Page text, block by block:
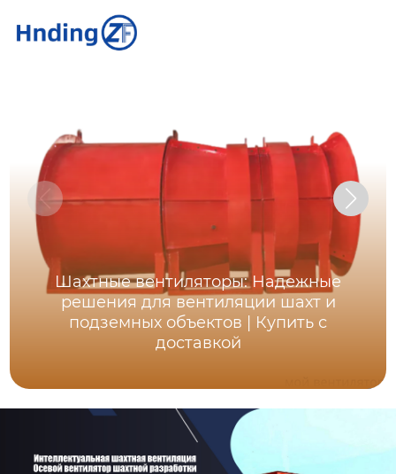
Шахтные вентиляторы: Надежные
решения для вентиляции шахт и
подземных объектов | Купить с
доставкой